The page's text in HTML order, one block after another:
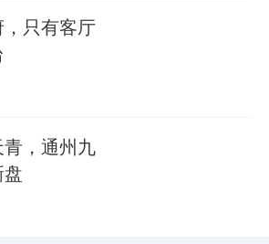
目能卖这么火？
是啥？刚需外溢、度假置
。
只有客厅
，通州九
盘